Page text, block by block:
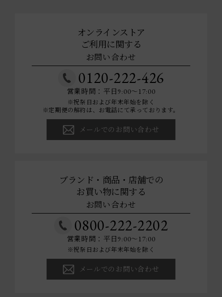
オンラインストア
ご利用に関する
お問い合わせ
0120-222-426
営業時間：平日9:00～17:00
※祝祭日および年末年始を除く
※定期便の解約は、お電話にて承っております。
メールでのお問い合わせ
ブランド・商品・店舗での
お買い物に関する
お問い合わせ
0800-222-2202
営業時間：平日9:00～17:00
※祝祭日および年末年始を除く
メールでのお問い合わせ